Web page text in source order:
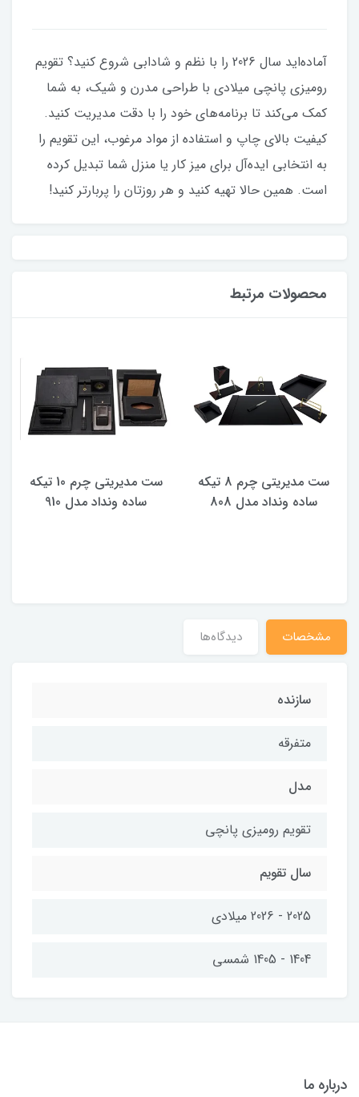
آماده‌اید سال 2026 را با نظم و شادابی شروع کنید؟ تقویم
رومیزی پانچی میلادی با طراحی مدرن و شیک، به شما
کمک می‌کند تا برنامه‌های خود را با دقت مدیریت کنید.
کیفیت بالای چاپ و استفاده از مواد مرغوب، این تقویم را
به انتخابی ایده‌آل برای میز کار یا منزل شما تبدیل کرده
است. همین حالا تهیه کنید و هر روزتان را پربارتر کنید!
محصولات مرتبط
ست مدیریتی چرم 8 تیکه
ساده ونداد مدل 808
ست مدیریتی چرم 10 تیکه
ساده ونداد مدل 910
مشخصات دیدگاه‌ها
سازنده
متفرقه
مدل
تقویم رومیزی پانچی
سال تقویم
2025 - 2026 میلادی
1404 - 1405 شمسی
درباره ما